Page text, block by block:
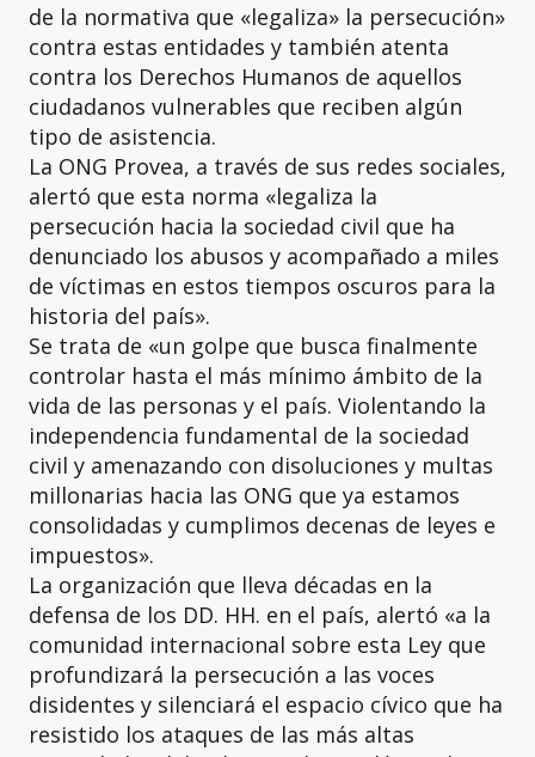
de la normativa que «legaliza» la persecución»
contra estas entidades y también atenta
contra los Derechos Humanos de aquellos
ciudadanos vulnerables que reciben algún
tipo de asistencia.
La ONG Provea, a través de sus redes sociales,
alertó que esta norma «legaliza la
persecución hacia la sociedad civil que ha
denunciado los abusos y acompañado a miles
de víctimas en estos tiempos oscuros para la
historia del país».
Se trata de «un golpe que busca finalmente
controlar hasta el más mínimo ámbito de la
vida de las personas y el país. Violentando la
independencia fundamental de la sociedad
civil y amenazando con disoluciones y multas
millonarias hacia las ONG que ya estamos
consolidadas y cumplimos decenas de leyes e
impuestos».
La organización que lleva décadas en la
defensa de los DD. HH. en el país, alertó «a la
comunidad internacional sobre esta Ley que
profundizará la persecución a las voces
disidentes y silenciará el espacio cívico que ha
resistido los ataques de las más altas